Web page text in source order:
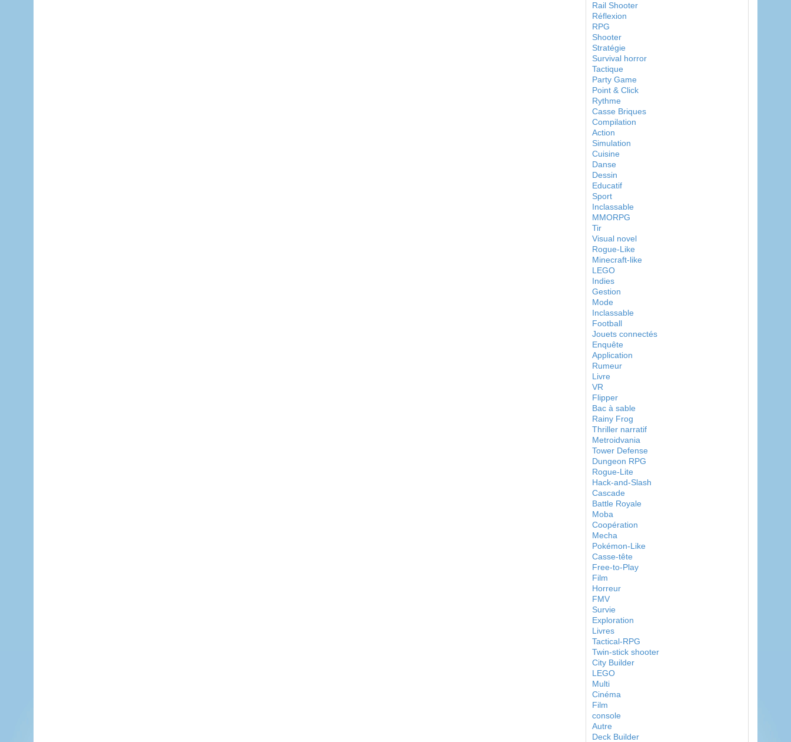
Rail Shooter
Réflexion
RPG
Shooter
Stratégie
Survival horror
Tactique
Party Game
Point & Click
Rythme
Casse Briques
Compilation
Action
Simulation
Cuisine
Danse
Dessin
Educatif
Sport
Inclassable
MMORPG
Tir
Visual novel
Rogue-Like
Minecraft-like
LEGO
Indies
Gestion
Mode
Inclassable
Football
Jouets connectés
Enquête
Application
Rumeur
Livre
VR
Flipper
Bac à sable
Rainy Frog
Thriller narratif
Metroidvania
Tower Defense
Dungeon RPG
Rogue-Lite
Hack-and-Slash
Cascade
Battle Royale
Moba
Coopération
Mecha
Pokémon-Like
Casse-tête
Free-to-Play
Film
Horreur
FMV
Survie
Exploration
Livres
Tactical-RPG
Twin-stick shooter
City Builder
LEGO
Multi
Cinéma
Film
console
Autre
Deck Builder